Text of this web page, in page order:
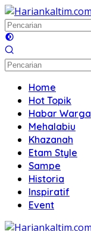
Langsung
ke
konten
Home
Hot Topik
Habar Warga
Mehalabiu
Khazanah
Etam Style
Sampe
Historia
Inspiratif
Event